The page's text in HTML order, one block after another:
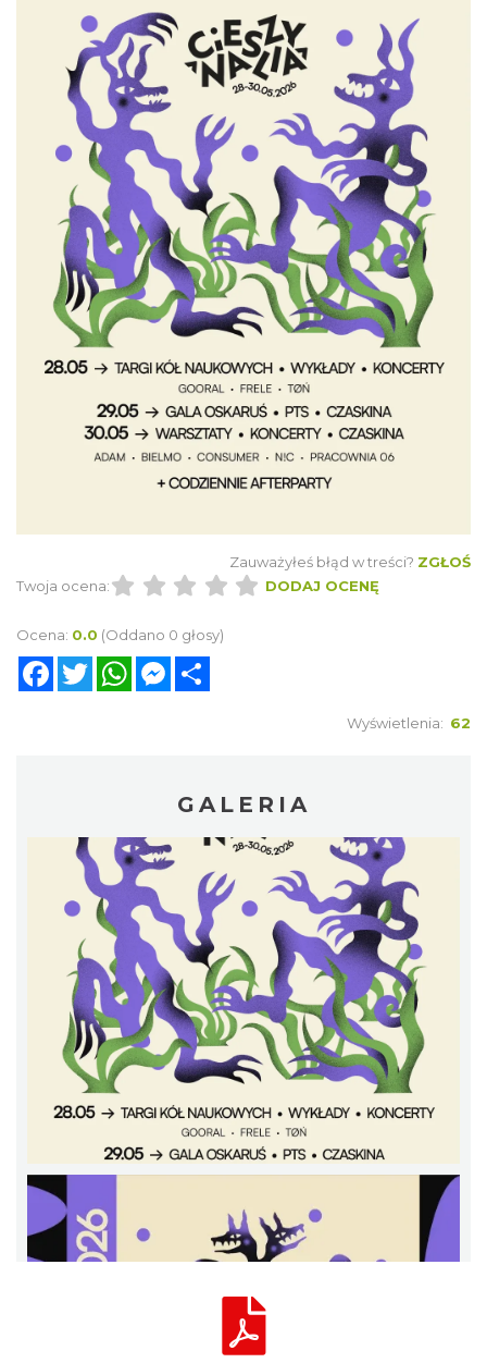
Zauważyłeś błąd w treści? ZGŁOŚ
Twoja ocena:
DODAJ OCENĘ
Ocena: 0.0 (Oddano 0 głosy)
FacebookTwitterWhatsAppMessenger
Wyświetlenia: 62
GALERIA